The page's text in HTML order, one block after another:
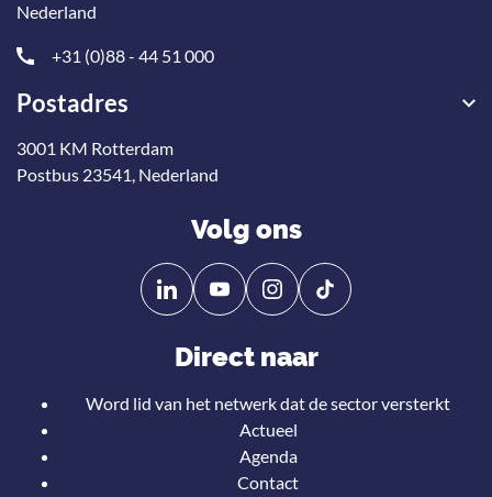
Nederland
+31 (0)88 - 44 51 000
Postadres
3001 KM Rotterdam
Postbus 23541, Nederland
Volg ons
Volg
ons
Linkedin
Volg
ons
YouTube
Direct naar
Word lid van het netwerk dat de sector versterkt
Actueel
Agenda
Contact